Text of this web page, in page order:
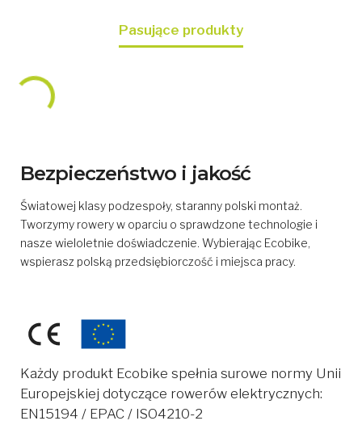
Pasujące produkty
Bezpieczeństwo i jakość
Światowej klasy podzespoły, staranny polski montaż.
Tworzymy rowery w oparciu o sprawdzone technologie i
nasze wieloletnie doświadczenie. Wybierając Ecobike,
wspierasz polską przedsiębiorczość i miejsca pracy.
Każdy produkt Ecobike spełnia surowe normy Unii
Europejskiej dotyczące rowerów elektrycznych:
EN15194 / EPAC / ISO4210-2